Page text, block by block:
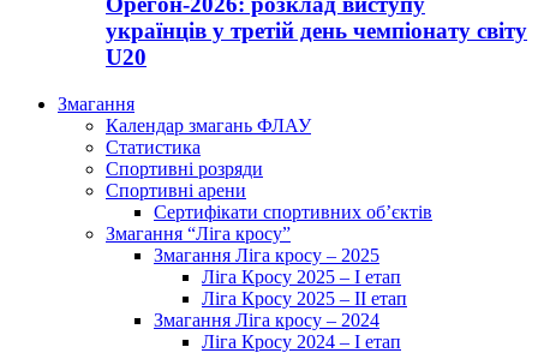
українців у третій день чемпіонату світу
U20
Змагання
Календар змагань ФЛАУ
Статистика
Спортивні розряди
Спортивні арени
Сертифікати спортивних об’єктів
Змагання “Ліга кросу”
Змагання Ліга кросу – 2025
Ліга Кросу 2025 – I етап
Ліга Кросу 2025 – II етап
Змагання Ліга кросу – 2024
Ліга Кросу 2024 – I етап